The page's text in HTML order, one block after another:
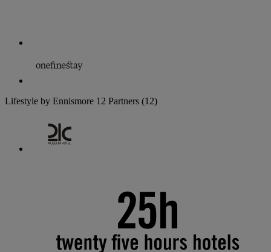
Lifestyle by Ennismore 12 Partners (12)